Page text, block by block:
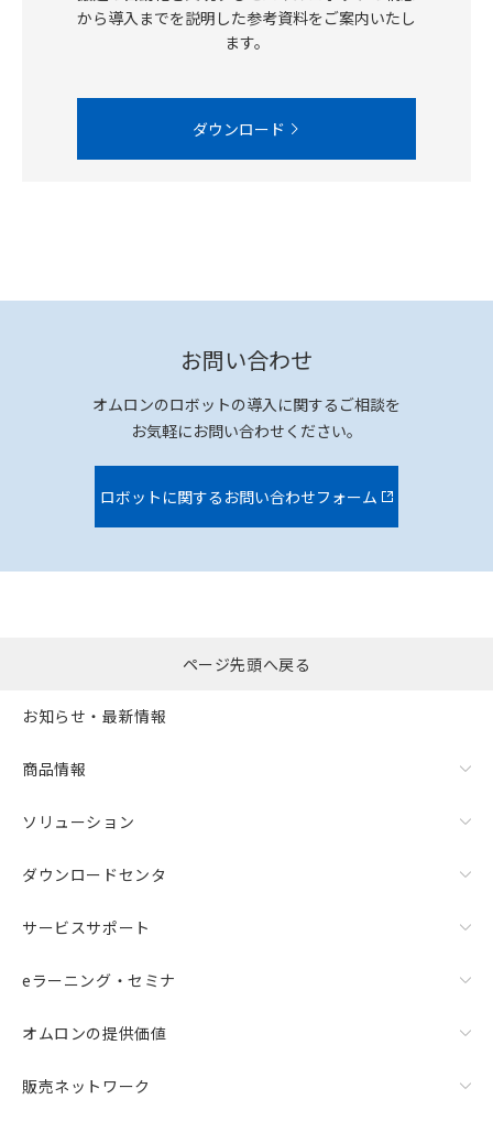
から導入までを説明した参考資料をご案内いたし
ます。
ダウンロード
お問い合わせ
オムロンのロボットの導入に関するご相談を
お気軽にお問い合わせください。
ロボットに関するお問い合わせフォーム
ページ先頭へ戻る
お知らせ・最新情報
商品情報
ソリューション
ダウンロードセンタ
サービスサポート
eラーニング・セミナ
オムロンの提供価値
販売ネットワーク